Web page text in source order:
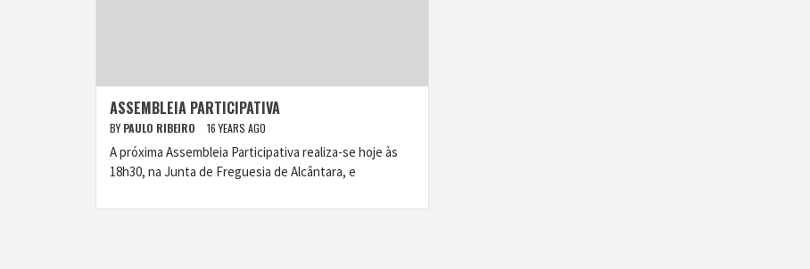
ASSEMBLEIA PARTICIPATIVA
BY PAULO RIBEIRO 16 YEARS AGO
A próxima Assembleia Participativa realiza-se hoje às
18h30, na Junta de Freguesia de Alcântara, e